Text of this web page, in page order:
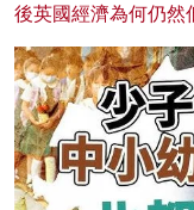
後英國經濟為何仍然